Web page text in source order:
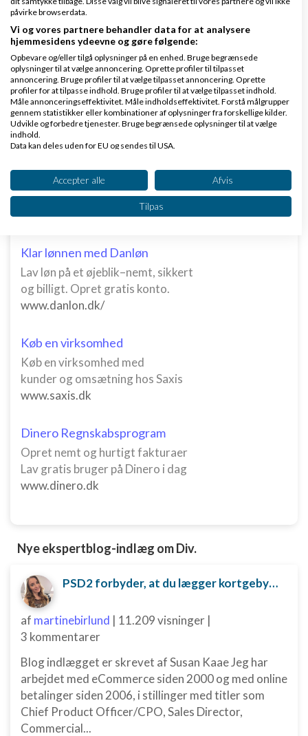
3 svar
Er dine opgaver til fast pris i virkeligheden dine
dårligst betalte?
Nyeste indlægafMathias Søndberg-Madsen
,den 20-06-2026 kl. 10:14
Klar lønnen med Danløn
Lav løn på et øjeblik–nemt, sikkert
og billigt. Opret gratis konto.
www.danlon.dk/
Køb en virksomhed
Køb en virksomhed med
kunder og omsætning hos Saxis
www.saxis.dk
Dinero Regnskabsprogram
Opret nemt og hurtigt fakturaer
Lav gratis bruger på Dinero i dag
www.dinero.dk
Nye ekspertblog-indlæg om Div.
PSD2 forbyder, at du lægger kortgebyret ud til dine kunder fra 1. januar 2018
af martinebirlund | 11.209 visninger |
3 kommentarer
Blog indlægget er skrevet af Susan Kaae Jeg har
arbejdet med eCommerce siden 2000 og med online
betalinger siden 2006, i stillinger med titler som
Chief Product Officer/CPO, Sales Director,
Commercial...
påvirke browserdata.
Vi og vores partnere behandler data for at analysere
hjemmesidens ydeevne og gøre følgende:
Opbevare og/eller tilgå oplysninger på en enhed. Bruge begrænsede
oplysninger til at vælge annoncering. Oprette profiler til tilpasset
annoncering. Bruge profiler til at vælge tilpasset annoncering. Oprette
profiler for at tilpasse indhold. Bruge profiler til at vælge tilpasset indhold.
Måle annonceringseffektivitet. Måle indholdseffektivitet. Forstå målgrupper
gennem statistikker eller kombinationer af oplysninger fra forskellige kilder.
Udvikle og forbedre tjenester. Bruge begrænsede oplysninger til at vælge
indhold.
Data kan deles uden for EU og sendes til USA.
Se partnerliste (2 IAB-leverandører)
Vi bruger dine data til følgende formål:
IAB's behandlingsformål:
enhed
Bruge begrænsede oplysninger til at vælge
annoncering
Bruge profiler til at vælge tilpasset
annoncering
Oprette profiler for at tilpasse indhold
Måle annonceringseffektivitet
Måle indholdseffektivitet
Udvikle og forbedre tjenester
Bruge begrænsede oplysninger til at vælge
indhold
IAB Special Features:
Bruge præcise geografiske
placeringsoplysninger
Identificere enheder baseret på aktivt
anmodede oplysninger
Ikke-IAB-behandlingsformål:
Nødvendig
Accepter alle Afvis
Tilpas